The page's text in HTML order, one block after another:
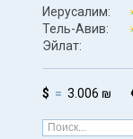
Иерусалим:
Тель-Авив:
Эйлат:
$ 3.006 ₪